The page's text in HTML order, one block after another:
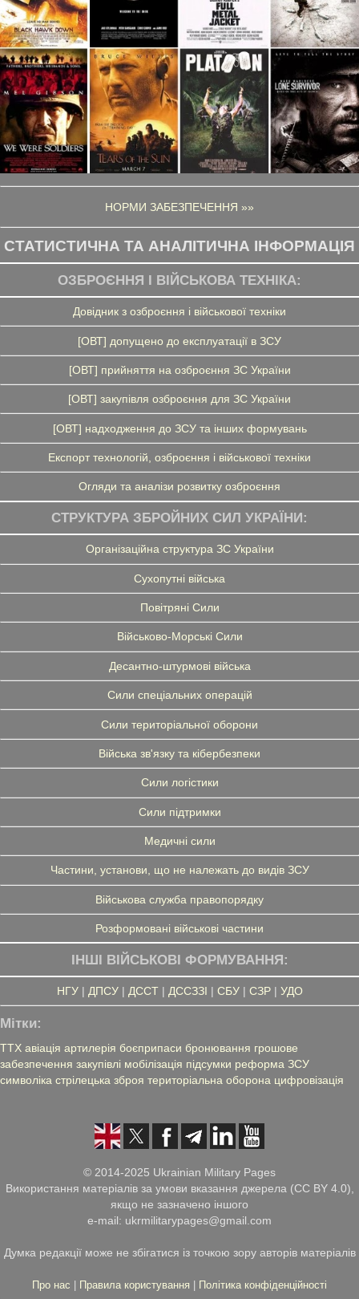
НОРМИ ЗАБЕЗПЕЧЕННЯ »»
СТАТИСТИЧНА ТА АНАЛІТИЧНА ІНФОРМАЦІЯ
ОЗБРОЄННЯ І ВІЙСЬКОВА ТЕХНІКА:
Довідник з озброєння і військової техніки
[ОВТ] допущено до експлуатації в ЗСУ
[ОВТ] прийняття на озброєння ЗС України
[ОВТ] закупівля озброєння для ЗС України
[ОВТ] надходження до ЗСУ та інших формувань
Експорт технологій, озброєння і військової техніки
Огляди та аналізи розвитку озброєння
СТРУКТУРА ЗБРОЙНИХ СИЛ УКРАЇНИ:
Організаційна структура ЗС України
Сухопутні війська
Повітряні Сили
Військово-Морські Сили
Десантно-штурмові війська
Сили спеціальних операцій
Сили територіальної оборони
Війська зв'язку та кібербезпеки
Сили логістики
Сили підтримки
Медичні сили
Частини, установи, що не належать до видів ЗСУ
Військова служба правопорядку
Розформовані військові частини
ІНШІ ВІЙСЬКОВІ ФОРМУВАННЯ:
НГУ| ДПСУ| ДССТ| ДССЗЗІ | СБУ| СЗР| УДО
Мітки:
ТТХ авіація артилерія боєприпаси бронювання грошове
забезпечення закупівлі мобілізація підсумки реформа ЗСУ
символіка стрілецька зброя територіальна оборона цифровізація
© 2014-2025 Ukrainian Military Pages
Використання матеріалів за умови вказання джерела (CC BY 4.0),
якщо не зазначено іншого
e-mail: ukrmilitarypages@gmail.com
Думка редакції може не збігатися із точкою зору авторів матеріалів
Про нас Правила користування Політика конфіденційності